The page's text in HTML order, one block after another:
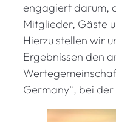
engagiert darum,
Mitglieder, Gäste
Hierzu stellen wir
Ergebnissen den
Germany“, bei